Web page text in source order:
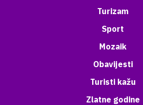
Turizam
Sport
Mozaik
Obavijesti
Turisti kažu
Zlatne godine